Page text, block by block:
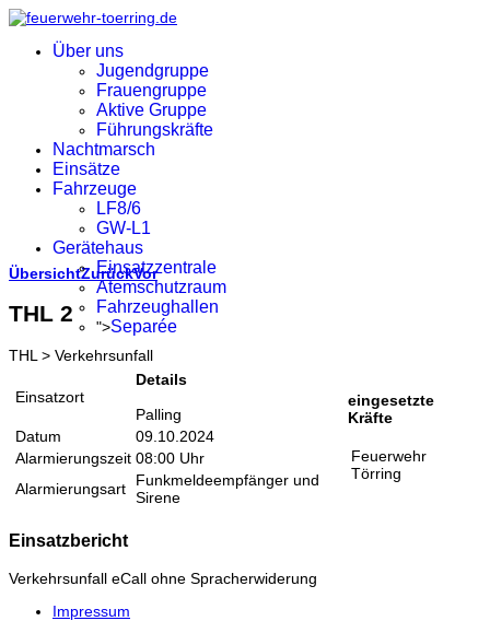
Über uns
Jugendgruppe
Frauengruppe
Aktive Gruppe
Führungskräfte
Nachtmarsch
Einsätze
Fahrzeuge
LF8/6
GW-L1
Gerätehaus
Einsatzzentrale
Atemschutzraum
Fahrzeughallen
">Separée
ÜbersichtZurückVor
THL 2
THL > Verkehrsunfall
Einsatzort
Details
Palling
Datum
09.10.2024
Alarmierungszeit 08:00 Uhr
Alarmierungsart
Funkmeldeempfänger und
Sirene
eingesetzte
Kräfte
Feuerwehr
Törring
Einsatzbericht
Verkehrsunfall eCall ohne Spracherwiderung
Impressum